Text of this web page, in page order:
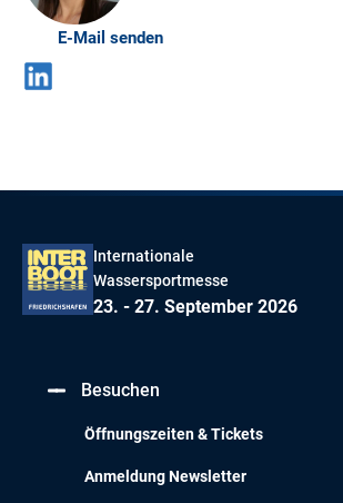
E-Mail senden
Internationale
Wassersportmesse
23. - 27. September 2026
Besuchen
Öffnungszeiten & Tickets
Anmeldung Newsletter